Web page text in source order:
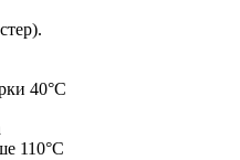
40°С
110°С